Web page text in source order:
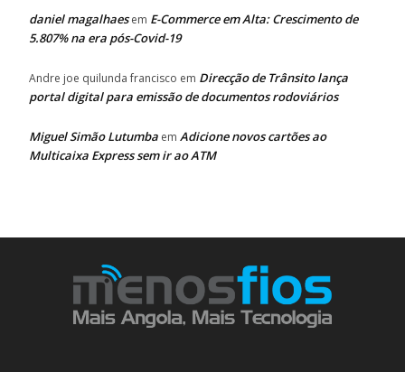
daniel magalhaesem E-Commerce em Alta: Crescimento de
5.807% na era pós-Covid-19
Andre joe quilunda francisco em Direcção de Trânsito lança
portal digital para emissão de documentos rodoviários
Miguel Simão Lutumba em Adicione novos cartões ao
Multicaixa Express sem ir ao ATM